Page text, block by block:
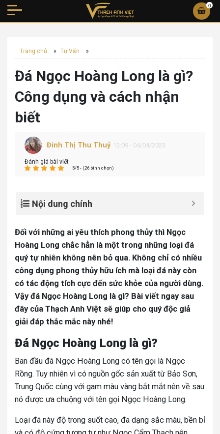
0
Trang chủ » Tư Vấn »
Đá Ngọc Hoàng Long là gì?
Công dụng và cách nhận
biết
Đinh Thị Thu Thuỷ 12:09 - 04/04/2023
Đánh giá bài viết
5/5 - (26 bình chọn)
Nội dung chính
Đối với những ai yêu thích phong thủy thì Ngọc
Hoàng Long chắc hẳn là một trong những loại đá
quý tự nhiên không nên bỏ qua. Không chỉ có nhiều
công dụng phong thủy hữu ích mà loại đá này còn
có tác động tích cực đến sức khỏe của người dùng.
Vậy đá Ngọc Hoàng Long là gì? Bài viết ngay sau
đây của Thạch Anh Việt sẽ giúp cho quý độc giả
giải đáp thắc mắc này nhé!
Đá Ngọc Hoàng Long là gì?
Ban đầu đá Ngọc Hoàng Long có tên gọi là Ngọc
Rồng. Tuy nhiên vì có nguồn gốc sản xuất từ Bảo Sơn,
Trung Quốc cùng với gam màu vàng bắt mắt nên về sau
nó được ưa chuộng với tên gọi Ngọc Hoàng Long.
Loại đá này độ trong suốt cao, đa dạng sắc màu, bền bỉ